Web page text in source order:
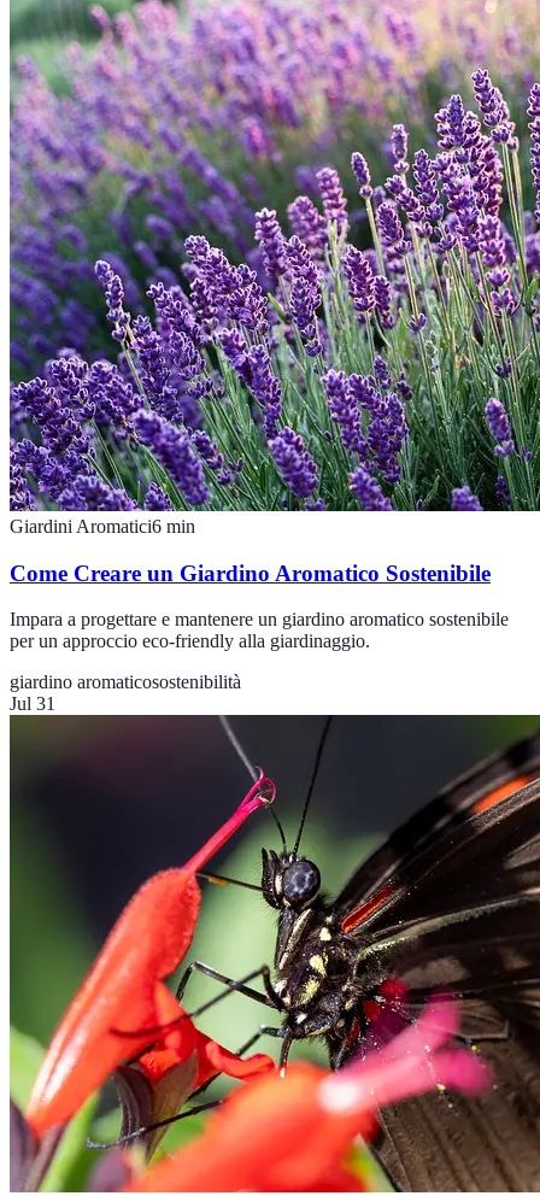
Giardini Aromatici6 min
Come Creare un Giardino Aromatico Sostenibile
Impara a progettare e mantenere un giardino aromatico sostenibile
per un approccio eco-friendly alla giardinaggio.
giardino aromaticosostenibilità
Jul 31